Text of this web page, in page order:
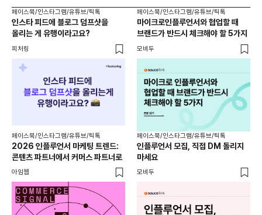
페이스북/인스타그램/유튜브/틱톡
인스타 피드에 블로그 덤프샷을
올리는 게 유행이라고요?
피처링
페이스북/인스타그램/유튜브/틱톡
마이크로인플루언서와 협업할 때
브랜드가 반드시 체크해야 할 5가지
모비두
페이스북/인스타그램/유튜브/틱톡
2026 인플루언서 마케팅 트렌드:
콘텐츠 파트너에서 커머스 파트너로
아임웹
페이스북/인스타그램/유튜브/틱톡
인플루언서 모집, 직접 DM 돌리지
마세요
모비두